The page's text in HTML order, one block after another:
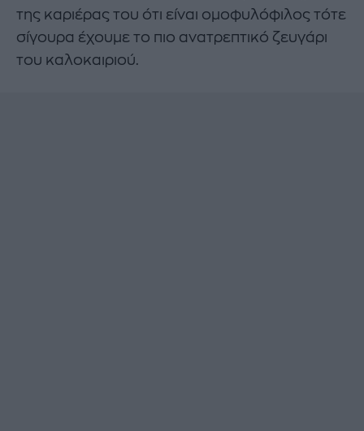
της καριέρας του ότι είναι ομοφυλόφιλος τότε
σίγουρα έχουμε το πιο ανατρεπτικό ζευγάρι
του καλοκαιριού.